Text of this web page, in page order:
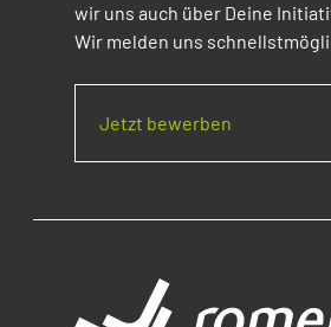
wir uns auch über Deine
Wir melden uns
Jetzt bewerben